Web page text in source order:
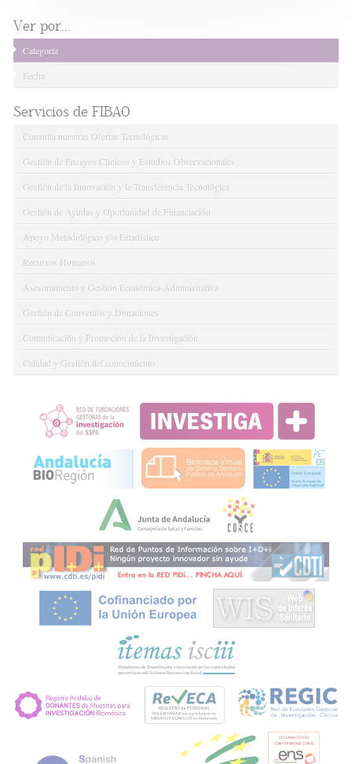
Ver por...
Categoría
Fecha
Servicios de FIBAO
Consulta nuestras Ofertas Tecnológicas
Gestión de Ensayos Clínicos y Estudios Observacionales
Gestión de la Innovación y la Transferencia Tecnológica
Gestión de Ayudas y Oportunidad de Financiación
Apoyo Metodológico y/o Estadístico
Recursos Humanos
Asesoramiento y Gestión Económica-Administrativa
Gestión de Convenios y Donaciones
Comunicación y Promoción de la Investigación
Calidad y Gestión del conocimiento